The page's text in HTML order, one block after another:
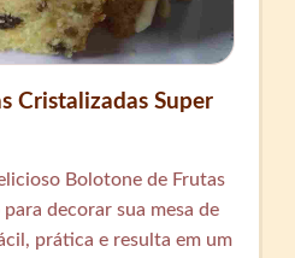
Cristalizadas Super
Bolotone de Frutas
decorar sua mesa de
prática e resulta em um